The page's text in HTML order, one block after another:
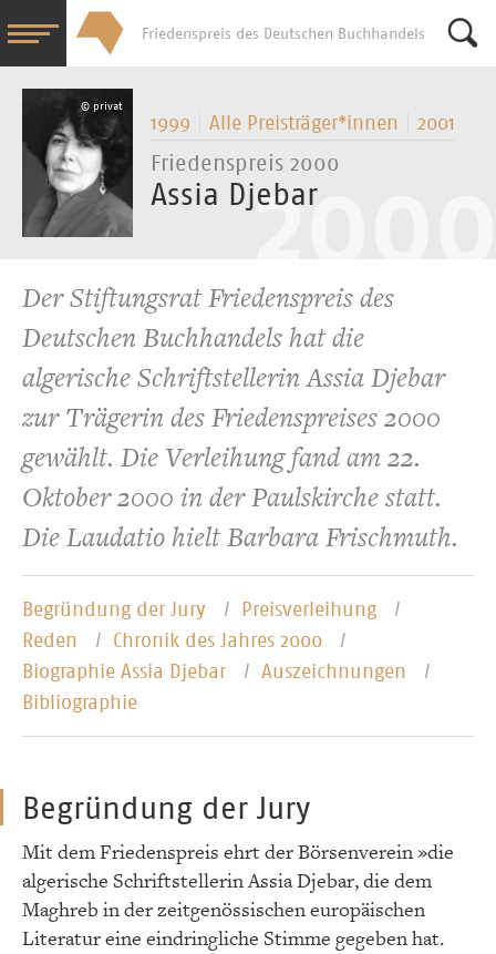
Friedenspreis des Deutschen Buchhandels
© privat
1999 Alle Preisträger*­innen 2001
Friedenspreis 2000
Assia Djebar
Der Stiftungsrat Friedenspreis des
Deutschen Buchhandels hat die
algerische Schriftstellerin Assia Djebar
zur Trägerin des Friedenspreises 2000
gewählt. Die Verleihung fand am 22.
Oktober 2000 in der Paulskirche statt.
Die Laudatio hielt Barbara Frischmuth.
Begründung der Jury
Preisverleihung
Reden
Chronik des Jahres 2000
Biographie Assia Djebar
Auszeichnungen
Bibliographie
Begründung der Jury
Mit dem Friedenspreis ehrt der Börsenverein »die
algerische Schriftstellerin Assia Djebar, die dem
Maghreb in der zeitgenössischen europäischen
Literatur eine eindringliche Stimme gegeben hat.